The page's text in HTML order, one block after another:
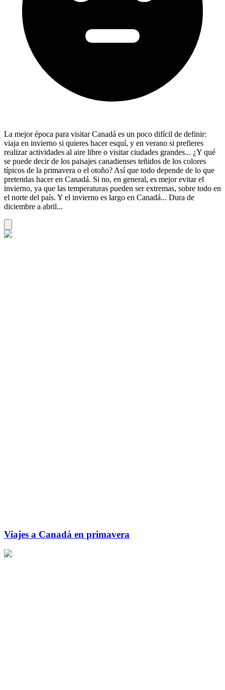
La mejor época para visitar Canadá es un poco difícil de definir:
viaja en invierno si quieres hacer esquí, y en verano si prefieres
realizar actividades al aire libre o visitar ciudades grandes... ¿Y qué
se puede decir de los paisajes canadienses teñidos de los colores
típicos de la primavera o el otoño? Así que todo depende de lo que
pretendas hacer en Canadá. Si no, en general, es mejor evitar el
invierno, ya que las temperaturas pueden ser extremas, sobre todo en
el norte del país. Y el invierno es largo en Canadá... Dura de
diciembre a abril...
Viajes a Canadá en primavera